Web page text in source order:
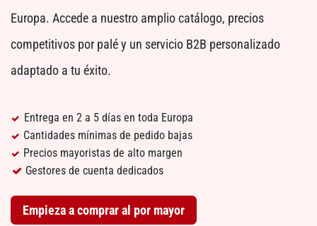
Europa. Accede a nuestro amplio catálogo, precios
competitivos por palé y un servicio B2B personalizado
adaptado a tu éxito.
Entrega en 2 a 5 días en toda Europa
Cantidades mínimas de pedido bajas
Precios mayoristas de alto margen
Gestores de cuenta dedicados
Empieza a comprar al por mayor